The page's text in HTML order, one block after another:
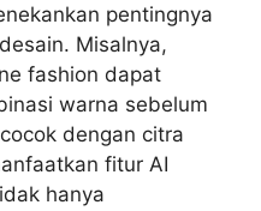
pentingnya
Misalnya,
fashion dapat
warna sebelum
dengan citra
fitur AI
hanya